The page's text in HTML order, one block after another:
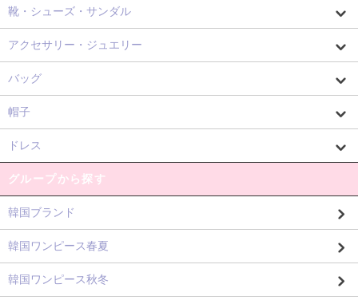
靴・シューズ・サンダル
アクセサリー・ジュエリー
バッグ
帽子
ドレス
グループから探す
韓国ブランド
韓国ワンピース春夏
韓国ワンピース秋冬